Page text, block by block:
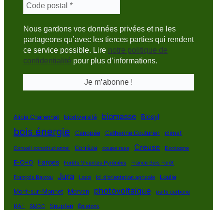
Nous gardons vos données privées et ne les
partageons qu’avec les tierces parties qui rendent
ce service possible. Lire notre politique de
confidentialité pour plus d’informations.
Alicia Charennat biodiversité biomasse Biosyl
bois énergie Canopée Catherine Couturier climat
Conseil constitutionnel Corrèze coupe rase Creuse Dordogne
E-CHO Farges Forêts Vivantes Pyrénées France Bois Forêt
François Bayrou Jura Lacq loi d'orientation agricole
Loulle
Mont-sur-Monnet
Morvan photovoltaïque puits carbone
RAF SMCC Snupfen Égletons